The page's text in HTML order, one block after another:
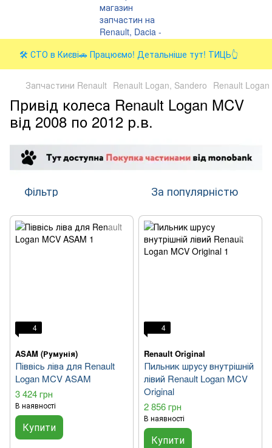
🛠️ СТО в Києві🚗 Працюємо! Детальніше тут! ТИЦЬ👆
Запчастини Renault Renault Logan, Sandero Renault
Привід колеса Renault Logan MCV
від 2008 по 2012 р.в.
Фільтр За популярністю
4
ASAM (Румунія)
Піввісь ліва для Renault
Logan MCV ASAM
3 424 грн
В наявності
Купити
4
Renault Original
Пильник шрусу внутрішній
лівий Renault Logan MCV
Original
2 856 грн
В наявності
Купити